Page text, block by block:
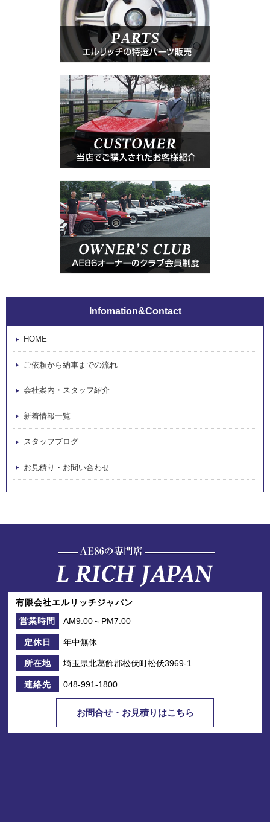
Infomation&Contact
HOME
ご依頼から納車までの流れ
会社案内・スタッフ紹介
新着情報一覧
スタッフブログ
お見積り・お問い合わせ
有限会社エルリッチジャパン
営業時間
AM9:00～PM7:00
定休日 年中無休
所在地 埼玉県北葛飾郡松伏町松伏3969-1
連絡先 048-991-1800
お問合せ・お見積りはこちら